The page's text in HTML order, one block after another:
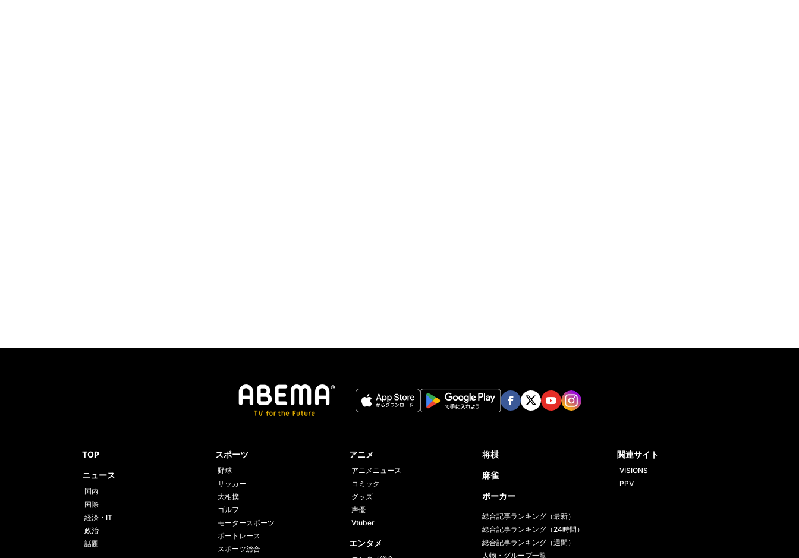
TOP
ニュース
国内
国際
経済・IT
政治
話題
スポーツ
野球
サッカー
大相撲
ゴルフ
モータースポーツ
ボートレース
スポーツ総合
アニメ
アニメニュース
コミック
グッズ
声優
Vtuber
エンタメ
将棋
麻雀
ポーカー
総合記事ランキング（最新）
総合記事ランキング（24時間）
総合記事ランキング（週間）
人物・グループ一覧
関連サイト
VISIONS
PPV